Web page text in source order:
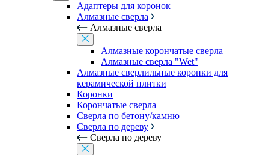
Адаптеры для коронок
Алмазные сверла
Алмазные сверла
Алмазные корончатые сверла
Алмазные сверла "Wet"
Алмазные сверлильные коронки для
керамической плитки
Коронки
Корончатые сверла
Сверла по бетону/камню
Сверла по дереву
Сверла по дереву